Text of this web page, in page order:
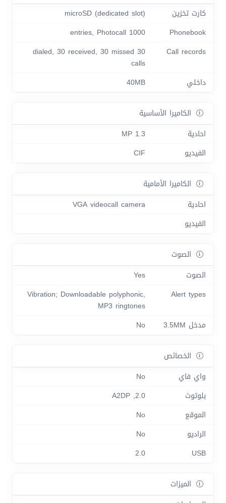
كارت تخزين
microSD (dedicated slot)
Phonebook
1000 entries, Photocall
Call records
30 dialed, 30 received, 30 missed
calls
داخلي
40MB
الكاميرا الأساسية
احادية
1.3 MP
الفيديو
CIF
الكاميرا الأمامية
احادية
VGA videocall camera
الفيديو
الصوت
الصوت
Yes
Alert types
Vibration; Downloadable polyphonic,
MP3 ringtones
مدخل 3.5MM
No
الخصائص
واي فاي
No
بلوتوث
2.0, A2DP
الموقع
No
الراديو
No
USB
2.0
الميزات